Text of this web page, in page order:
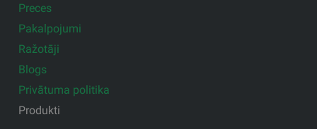
Preces
Pakalpojumi
Ražotāji
Blogs
Privātuma politika
Produkti